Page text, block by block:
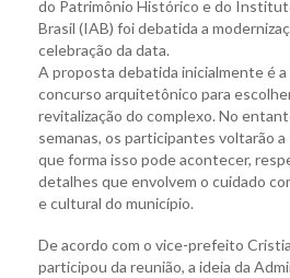
do Patrimônio Histórico e do
Brasil (IAB) foi debatida a
celebração da data.
A proposta debatida inicialmente é a
concurso arquitetônico para
revitalização do complexo. No
semanas, os participantes voltarão
que forma isso pode acontecer,
detalhes que envolvem o cuidado
e cultural do município.
De acordo com o vice-prefeito
participou da reunião, a ideia da